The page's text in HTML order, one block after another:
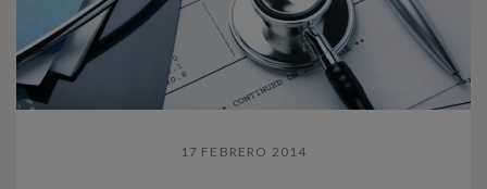
17 FEBRERO 2014